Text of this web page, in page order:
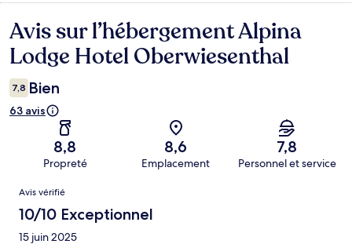
Avis
Avis sur l’hébergement Alpina
Lodge Hotel Oberwiesenthal
7,8 Bien
63 avis
8,8
Propreté
8,6
Emplacement
7,8
Personnel et service
Avis
Avis vérifié
10/10 Exceptionnel
15 juin 2025